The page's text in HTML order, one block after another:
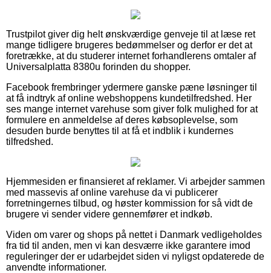
Trustpilot giver dig helt ønskværdige genveje til at læse ret
mange tidligere brugeres bedømmelser og derfor er det at
foretrække, at du studerer internet forhandlerens omtaler af
Universalplatta 8380u forinden du shopper.
Facebook frembringer ydermere ganske pæne løsninger til
at få indtryk af online webshoppens kundetilfredshed. Her
ses mange internet varehuse som giver folk mulighed for at
formulere en anmeldelse af deres købsoplevelse, som
desuden burde benyttes til at få et indblik i kundernes
tilfredshed.
Hjemmesiden er finansieret af reklamer. Vi arbejder sammen
med massevis af online varehuse da vi publicerer
forretningernes tilbud, og høster kommission for så vidt de
brugere vi sender videre gennemfører et indkøb.
Viden om varer og shops på nettet i Danmark vedligeholdes
fra tid til anden, men vi kan desværre ikke garantere imod
reguleringer der er udarbejdet siden vi nyligst opdaterede de
anvendte informationer.